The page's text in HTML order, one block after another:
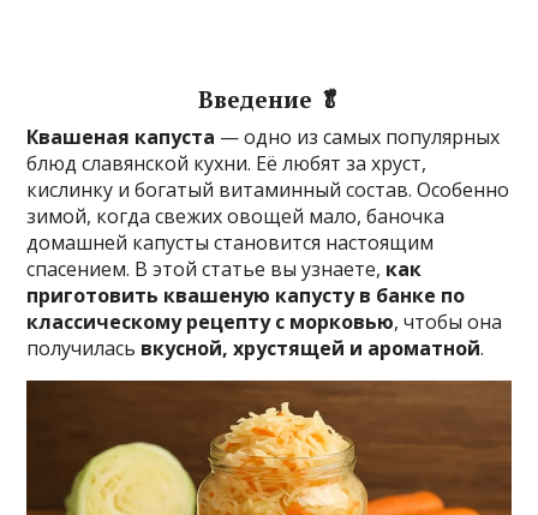
Введение 🥬
Квашеная капуста — одно из самых популярных
блюд славянской кухни. Её любят за хруст,
кислинку и богатый витаминный состав. Особенно
зимой, когда свежих овощей мало, баночка
домашней капусты становится настоящим
спасением. В этой статье вы узнаете, как
приготовить квашеную капусту в банке по
классическому рецепту с морковью, чтобы она
получилась вкусной, хрустящей и ароматной.